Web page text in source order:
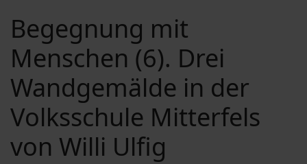
Begegnung mit
Menschen (6). Drei
Wandgemälde in der
Volksschule Mitterfels
von Willi Ulfig